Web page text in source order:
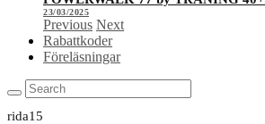
23/03/2025
Previous Next
Rabattkoder
Föreläsningar
rida15